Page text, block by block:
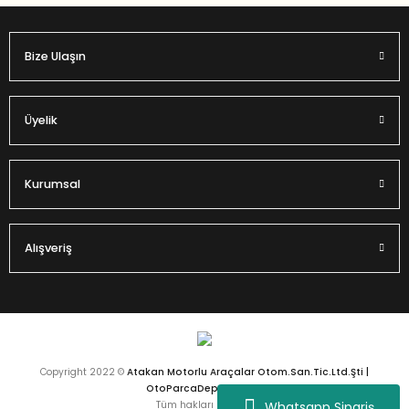
Gönder
Bize Ulaşın
Üyelik
Kurumsal
Alışveriş
Copyright 2022 © Atakan Motorlu Araçalar Otom.San.Tic.Ltd.Şti |
OtoParcaDeposu.com
Tüm hakları saklıdır.